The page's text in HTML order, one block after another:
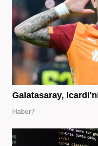
Galatasaray,
Haber7